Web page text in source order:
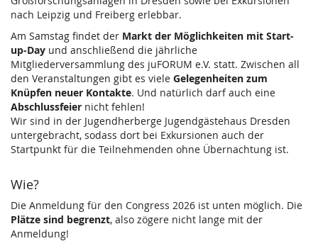
nach Leipzig und Freiberg erlebbar.
Am Samstag findet der Markt der Möglichkeiten mit Start-
up-Day und anschließend die jährliche
Mitgliederversammlung des juFORUM e.V. statt. Zwischen all
den Veranstaltungen gibt es viele Gelegenheiten zum
Knüpfen neuer Kontakte. Und natürlich darf auch eine
Abschlussfeier nicht fehlen!
Wir sind in der Jugendherberge Jugendgästehaus Dresden
untergebracht, sodass dort bei Exkursionen auch der
Startpunkt für die Teilnehmenden ohne Übernachtung ist.
Wie?
Die Anmeldung für den Congress 2026 ist unten möglich. Die
Plätze sind begrenzt, also zögere nicht lange mit der
Anmeldung!